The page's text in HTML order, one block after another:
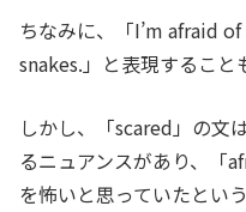
ちなみに、「I’m afraid
snakes.」と表現すること
しかし、「scared」の文
るニュアンスがあり、「
を怖いと思っていたとい